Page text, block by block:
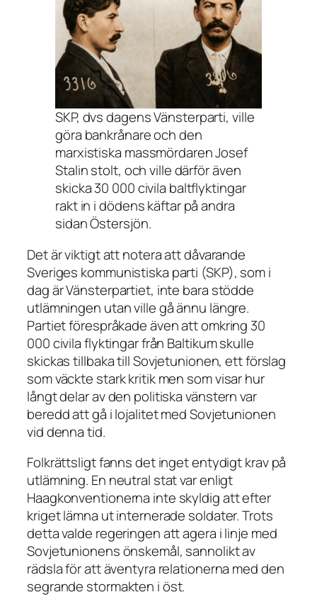
SKP, dvs dagens Vänsterparti, ville
göra bankrånare och den
marxistiska massmördaren Josef
Stalin stolt, och ville därför även
skicka 30 000 civila baltflyktingar
rakt in i dödens käftar på andra
sidan Östersjön.
Det är viktigt att notera att dåvarande
Sveriges kommunistiska parti (SKP), som i
dag är Vänsterpartiet, inte bara stödde
utlämningen utan ville gå ännu längre.
Partiet förespråkade även att omkring 30
000 civila flyktingar från Baltikum skulle
skickas tillbaka till Sovjetunionen, ett förslag
som väckte stark kritik men som visar hur
långt delar av den politiska vänstern var
beredd att gå i lojalitet med Sovjetunionen
vid denna tid.
Folkrättsligt fanns det inget entydigt krav på
utlämning. En neutral stat var enligt
Haagkonventionerna inte skyldig att efter
kriget lämna ut internerade soldater. Trots
detta valde regeringen att agera i linje med
Sovjetunionens önskemål, sannolikt av
rädsla för att äventyra relationerna med den
segrande stormakten i öst.